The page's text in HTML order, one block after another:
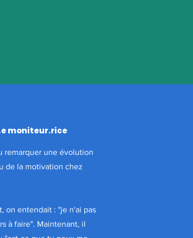
moniteur.rice
remarquer une évolution
de la motivation chez
on entendait : "je n'ai pas
à faire". Maintenant, il